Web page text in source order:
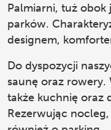
Palmiarni, tuż obok
parków.
designem,
Do dyspozycji
saunę oraz rowery.
także kuchnię oraz
Rezerwując